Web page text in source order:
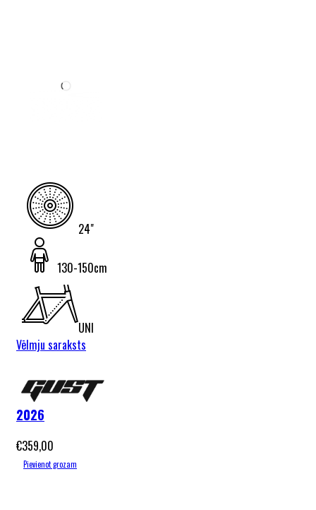
24"
130-150cm
UNI
Vēlmju saraksts
Gust Rebex
Active Blue
2026
€359,00
Pievienot grozam